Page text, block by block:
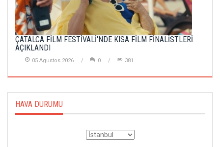
ÇATALCA FİLM FESTİVALİ'NDE KISA FİLM FİNALİSTLERİ
AÇIKLANDI
05 Agustos 2026 0 381
HAVA DURUMU